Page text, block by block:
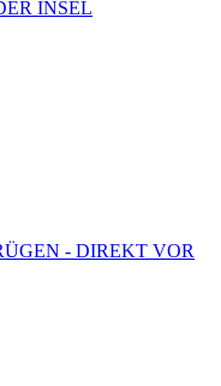
INSEL
- DIREKT VOR